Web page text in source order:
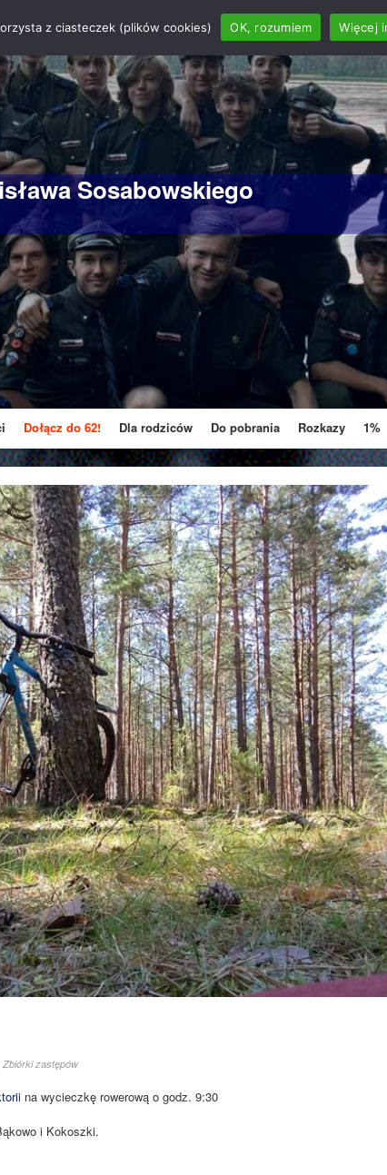
Sosabowskiego
Dołącz do 62! Dla rodziców Do pobrania Rozkazy 1%
Zbiórki zastępów
i na wycieczkę rowerową o godz. 9:30
i Kokoszki.
z ciasteczek (plików cookies) OK, rozumiem Więcej